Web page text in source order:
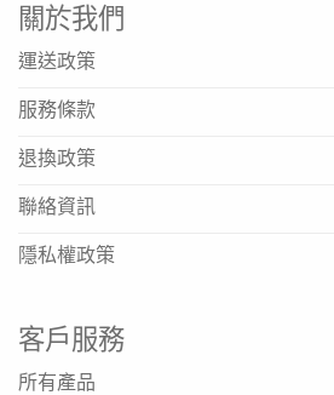
規格: 200毫升/支
包裝: 24支/箱
產品類型: 口服營養補充品 (ONS)
能量密度: 2 kcal/mL
https://www.fresenius-
關於我們
運送政策
服務條款
退換政策
聯絡資訊
隱私權政策
客戶服務
所有產品